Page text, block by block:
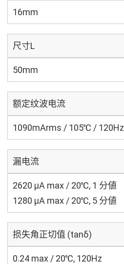
16mm
尺寸L
50mm
额定纹波电流
1090mArms / 105℃ / 120Hz
漏电流
2620 μA max / 20℃, 1 分値
1280 μA max / 20℃, 5 分値
损失角正切值 (tanδ)
0.24 max / 20℃, 120Hz